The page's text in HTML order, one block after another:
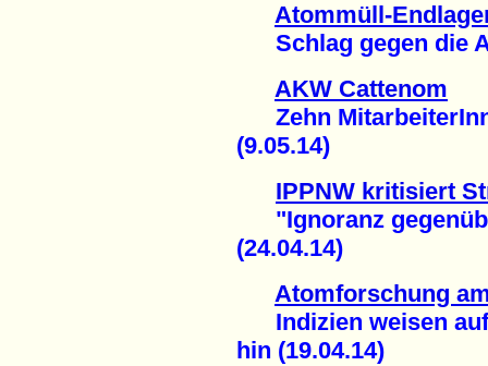
Atommüll-
Schlag gegen die
AKW Cattenom
Zehn
(9.05.14)
IPPNW kritisiert
"Ignoranz
(24.04.14)
Atomforschung
Indizien weisen auf
hin (19.04.14)